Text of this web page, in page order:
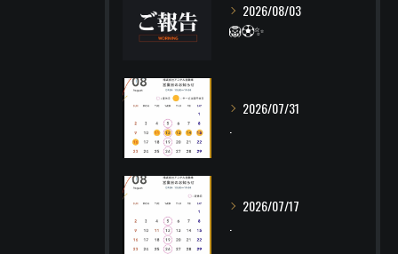
2026/08/03
🦁⚽️✨
2026/07/31
2026/07/17